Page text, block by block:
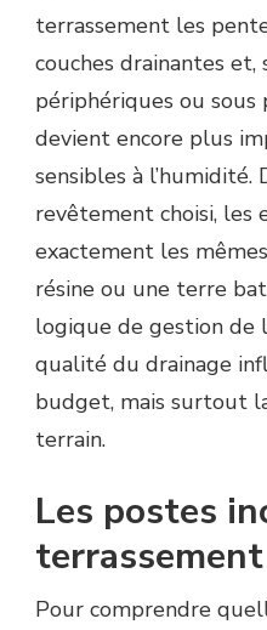
terrassement les
couches drainantes et,
périphériques ou
devient encore plus
sensibles à l’humidité.
revêtement choisi, les
exactement les
résine ou une terre
logique de gestion de
qualité du drainage
budget, mais surtout
terrain.
Les postes
terrassement
Pour comprendre